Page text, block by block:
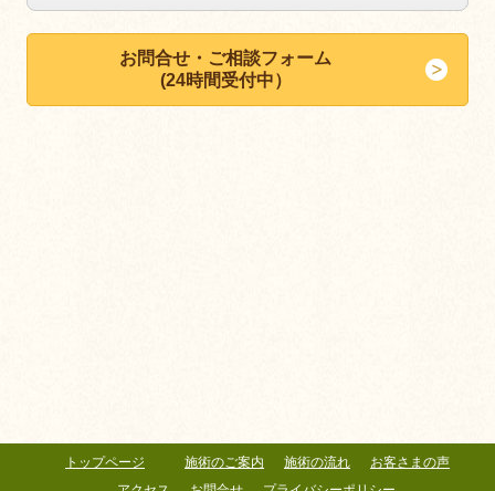
お問合せ・ご相談フォーム
(24時間受付中）
トップページ 施術のご案内 施術の流れ
お客さまの声